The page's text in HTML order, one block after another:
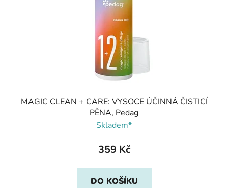
MAGIC CLEAN + CARE: VYSOCE ÚČINNÁ ČISTICÍ
PĚNA, Pedag
Skladem*
359 Kč
DO KOŠÍKU